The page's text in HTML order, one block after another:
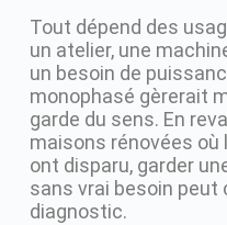
Tout dépend des
un atelier, une
un besoin de
monophasé gèrerait
garde du sens. En
maisons rénovées
ont disparu, garder
sans vrai besoin
diagnostic.